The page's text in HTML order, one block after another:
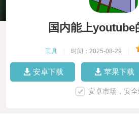
国内能上youtube
工具 时间：2025-08-29
安卓下载 苹果下载
安卓市场，安